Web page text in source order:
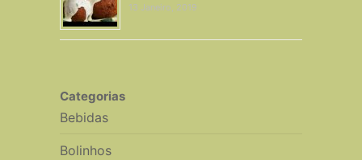
13 Janeiro, 2019
Categorias
Bebidas
Bolinhos